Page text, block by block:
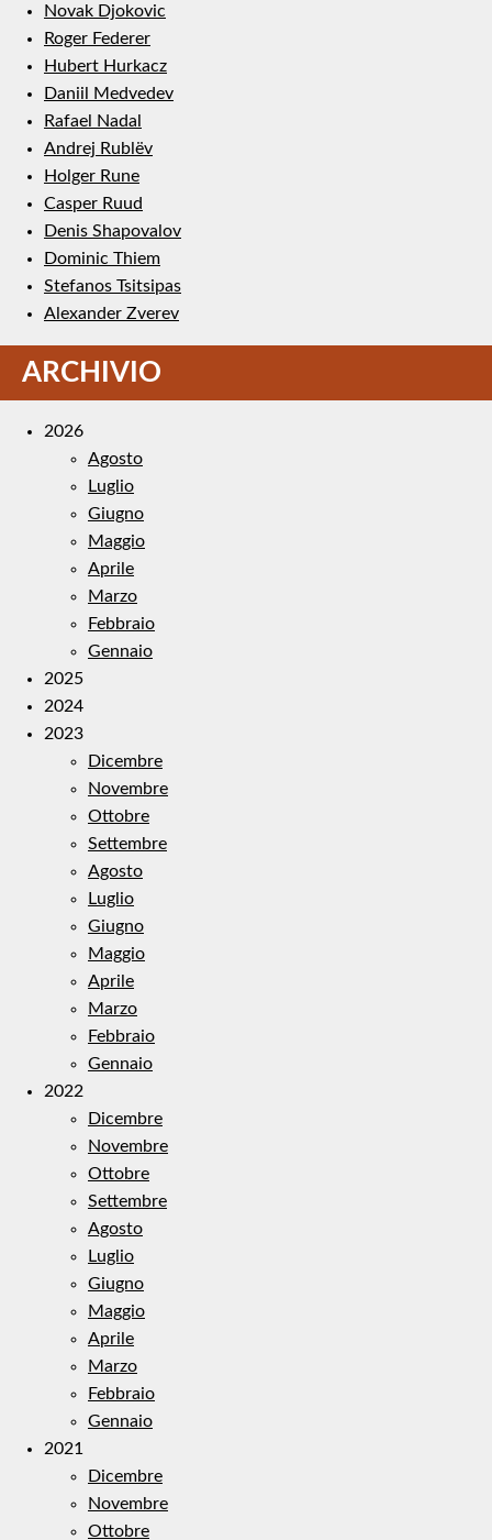
Novak Djokovic
Roger Federer
Hubert Hurkacz
Daniil Medvedev
Rafael Nadal
Andrej Rublëv
Holger Rune
Casper Ruud
Denis Shapovalov
Dominic Thiem
Stefanos Tsitsipas
Alexander Zverev
ARCHIVIO
2026
Agosto
Luglio
Giugno
Maggio
Aprile
Marzo
Febbraio
Gennaio
2025
2024
2023
Dicembre
Novembre
Ottobre
Settembre
Agosto
Luglio
Giugno
Maggio
Aprile
Marzo
Febbraio
Gennaio
2022
Dicembre
Novembre
Ottobre
Settembre
Agosto
Luglio
Giugno
Maggio
Aprile
Marzo
Febbraio
Gennaio
2021
Dicembre
Novembre
Ottobre